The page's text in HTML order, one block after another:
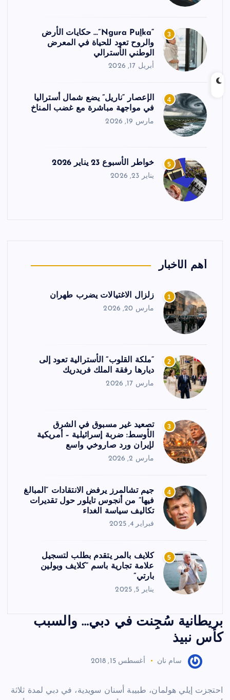
3
“Ngura Puḻka”… حكايات الأرض
والروح تعود للحياة في المعرض
الوطني الأسترالي
أبريل 17, 2026
4
الإعصار “ناريل” يضع شمال أستراليا
في مواجهة مباشرة مع غضب المناخ
مارس 19, 2026
5 خواطر الأسبوع 23 يناير 2026
يناير 23, 2026
أهم الأخبار
1 زلزال الاغتيالات يضرب طهران
مارس 20, 2026
2
“ملكة القلوب” الأسترالية تعود إلى
ديارها رفقة الملك فريدريك
مارس 17, 2026
3
تصعيد غير مسبوق في الشرق
الأوسط: ضربة إسرائيلية – أمريكية
لإيران ورد صاروخي واسع
مارس 2, 2026
4
جيم تشالمرز يرفض الانتقادات “المبالغ
فيها” من أنجوس تايلور حول تقديرات
تكاليف سياسة الغداء
فبراير 4, 2025
5
كلايف بالمر يتقدم بطلب لتسجيل
علامة تجارية باسم “كلايف وبولين
بارتي”
يناير 5, 2025
بريطانية سُجِنت في دبي… والسبب
كأس نبيذ
سام نان أغسطس 15, 2018
احتجزت إيلي هولمان، طبيبة أسنان سويدية، في دبي لمدة ثلاثة